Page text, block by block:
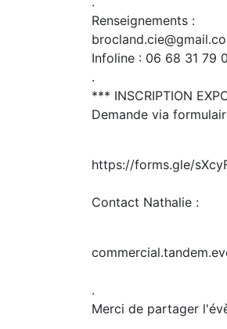
Renseignements :
Infoline : 06 68 31 79
.
*** INSCRIPTION
Demande via
https://forms.gle/
Contact Nathalie :
.
Merci de partager